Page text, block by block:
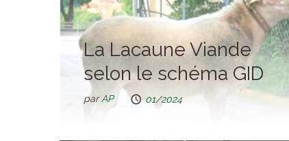
La Lacaune Viande
selon le schéma GID
parAP 01/2024